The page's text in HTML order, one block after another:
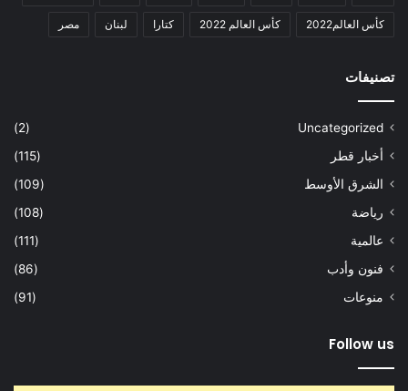
كأس العالم2022 كأس العالم 2022 كتارا لبنان مصر
تصنيفات
Uncategorized
(2)
أخبار قطر
(115)
الشرق الأوسط
(109)
رياضة
(108)
عالمية
(111)
فنون وأدب
(86)
منوعات
(91)
Follow us